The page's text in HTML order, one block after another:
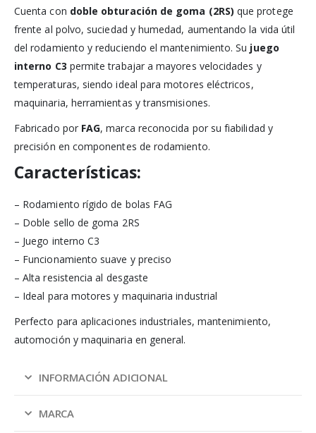
Cuenta con doble obturación de goma (2RS) que protege
frente al polvo, suciedad y humedad, aumentando la vida útil
del rodamiento y reduciendo el mantenimiento. Su juego
interno C3 permite trabajar a mayores velocidades y
temperaturas, siendo ideal para motores eléctricos,
maquinaria, herramientas y transmisiones.
Fabricado por FAG, marca reconocida por su fiabilidad y
precisión en componentes de rodamiento.
Características:
– Rodamiento rígido de bolas FAG
– Doble sello de goma 2RS
– Juego interno C3
– Funcionamiento suave y preciso
– Alta resistencia al desgaste
– Ideal para motores y maquinaria industrial
Perfecto para aplicaciones industriales, mantenimiento,
automoción y maquinaria en general.
INFORMACIÓN ADICIONAL
MARCA